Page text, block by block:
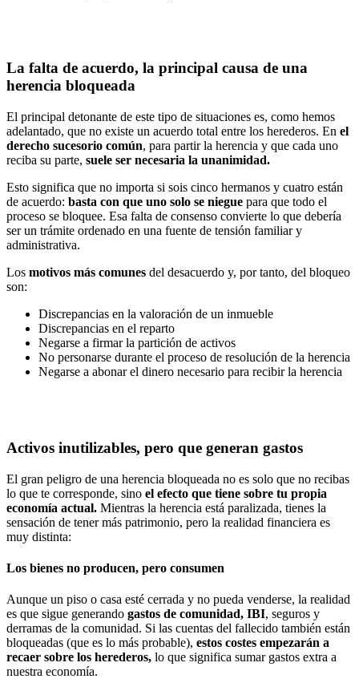
La falta de acuerdo, la principal causa de una
herencia bloqueada
El principal detonante de este tipo de situaciones es, como hemos
adelantado, que no existe un acuerdo total entre los herederos. En el
derecho sucesorio común, para partir la herencia y que cada uno
reciba su parte, suele ser necesaria la unanimidad.
Esto significa que no importa si sois cinco hermanos y cuatro están
de acuerdo: basta con que uno solo se niegue para que todo el
proceso se bloquee. Esa falta de consenso convierte lo que debería
ser un trámite ordenado en una fuente de tensión familiar y
administrativa.
Los motivos más comunes del desacuerdo y, por tanto, del bloqueo
son:
Discrepancias en la valoración de un inmueble
Discrepancias en el reparto
Negarse a firmar la partición de activos
No personarse durante el proceso de resolución de la herencia
Negarse a abonar el dinero necesario para recibir la herencia
Activos inutilizables, pero que generan gastos
El gran peligro de una herencia bloqueada no es solo que no recibas
lo que te corresponde, sino el efecto que tiene sobre tu propia
economía actual. Mientras la herencia está paralizada, tienes la
sensación de tener más patrimonio, pero la realidad financiera es
muy distinta:
Los bienes no producen, pero consumen
Aunque un piso o casa esté cerrada y no pueda venderse, la realidad
es que sigue generando gastos de comunidad, IBI, seguros y
derramas de la comunidad. Si las cuentas del fallecido también están
bloqueadas (que es lo más probable), estos costes empezarán a
recaer sobre los herederos, lo que significa sumar gastos extra a
nuestra economía.